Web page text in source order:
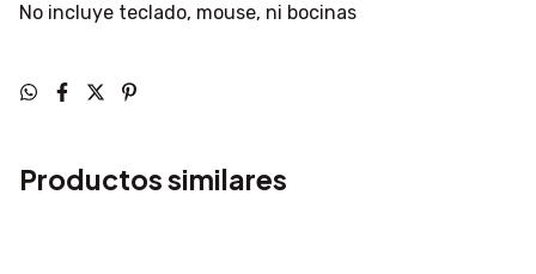
No incluye teclado, mouse, ni bocinas
Productos similares